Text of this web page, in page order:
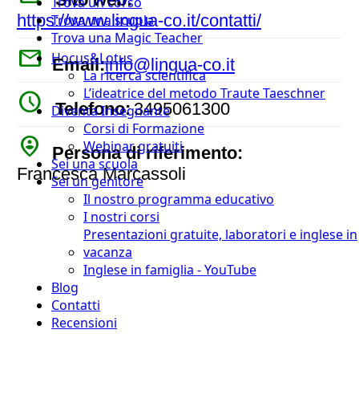
Trova una scuola
Trova una Magic Teacher
Hocus&Lotus
La ricerca scientifica
L’ideatrice del metodo Traute Taeschner
Diventa Insegnante
Corsi di Formazione
Webinar gratuiti
Sei una scuola
Sei un genitore
Il nostro programma educativo
I nostri corsi
Presentazioni gratuite, laboratori e inglese in
vacanza
Inglese in famiglia - YouTube
Blog
Contatti
Recensioni
https://www.lingua-co.it/contatti/
mail Email:info@lingua-co.it
watch_later Telefono:3495061300
person_pin_circle
Persona di riferimento:
Francesca Marcassoli